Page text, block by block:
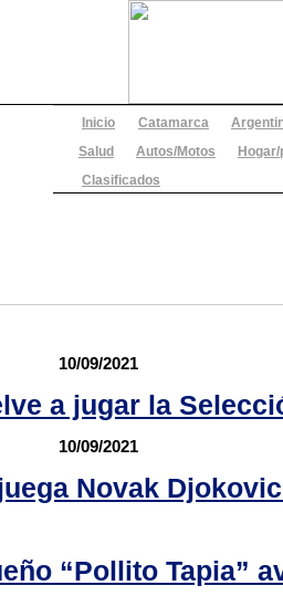
Inicio Catamarca
Salud
Autos/Motos
Clasificados
10/09/2021
a jugar la
10/09/2021
Novak
“Pollito Tapia”